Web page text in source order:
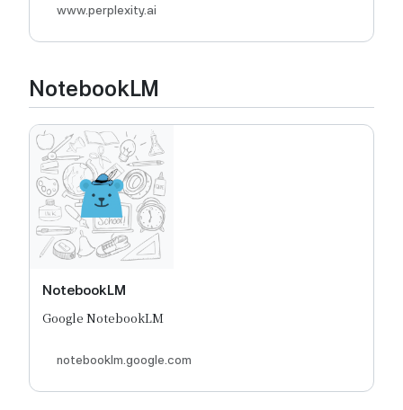
www.perplexity.ai
NotebookLM
NotebookLM
Google NotebookLM
notebooklm.google.com